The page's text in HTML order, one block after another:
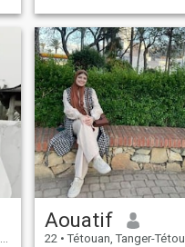
Aouatif
22 • Tétouan, Tanger-Tétouan, Marokko